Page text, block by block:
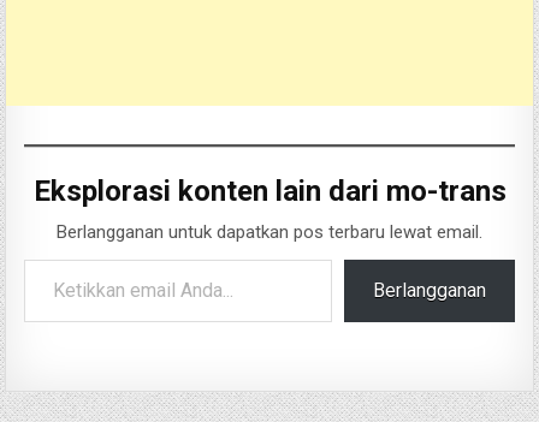
Eksplorasi konten lain dari mo-trans
Berlangganan untuk dapatkan pos terbaru lewat email.
Ketikkan email Anda...
Berlangganan